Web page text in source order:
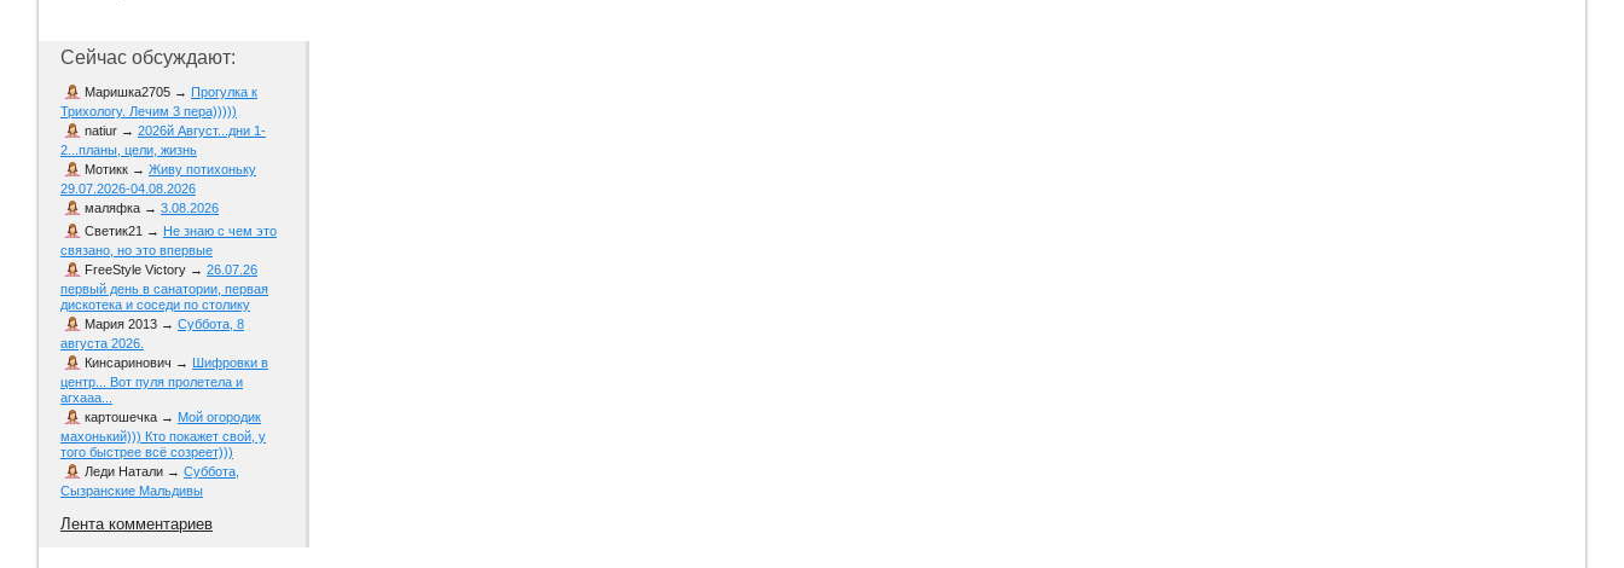
Сейчас обсуждают:
Маришка2705 → Прогулка к
Трихологу. Лечим 3 пера)))))
natiur → 2026й Август...дни 1-
2...планы, цели, жизнь
Мотикк → Живу потихоньку
29.07.2026-04.08.2026
маляфка → 3.08.2026
Светик21 → Не знаю с чем это
связано, но это впервые
FreeStyle Victory → 26.07.26
первый день в санатории, первая
дискотека и соседи по столику
Мария 2013 → Суббота, 8
августа 2026.
Кинсаринович → Шифровки в
центр... Вот пуля пролетела и
агхааа...
картошечка → Мой огородик
махонький))) Кто покажет свой, у
того быстрее всё созреет)))
Леди Натали → Суббота,
Сызранские Мальдивы
Лента комментариев